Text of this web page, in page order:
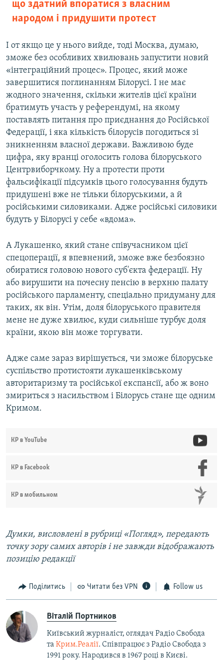
що здатний впоратися з власним
народом і придушити протест
І от якщо це у нього вийде, тоді Москва, думаю,
зможе без особливих хвилювань запустити новий
«інтеграційний процес». Процес, який може
завершитися поглинанням Білорусі. І не має
жодного значення, скільки жителів цієї країни
братимуть участь у референдумі, на якому
поставлять питання про приєднання до Російської
Федерації, і яка кількість білорусів погодиться зі
зникненням власної держави. Важливою буде
цифра, яку вранці оголосить голова білоруського
Центрвиборчкому. Ну а протести проти
фальсифікації підсумків цього голосування будуть
придушені вже не тільки білоруськими, а й
російськими силовиками. Адже російські силовики
будуть у Білорусі у себе «вдома».
А Лукашенко, який стане співучасником цієї
спецоперації, я впевнений, зможе вже безбоязно
обиратися головою нового суб'єкта федерації. Ну
або вирушити на почесну пенсію в верхню палату
російського парламенту, спеціально придуману для
таких, як він. Утім, доля білоруського правителя
мене не дуже хвилює, куди сильніше турбує доля
країни, якою він може торгувати.
Адже саме зараз вирішується, чи зможе білоруське
суспільство протистояти лукашенківському
авторитаризму та російської експансії, або ж воно
змириться з насильством і Білорусь стане ще одним
Кримом.
КР в YouTube
КР в Facebook
КР в мобильном
Думки, висловлені в рубриці «Погляд», передають
точку зору самих авторів і не завжди відображають
позицію редакції
Поділитись Читати без VPN Follow us
Віталій Портников
Київський журналіст, оглядач Радіо Свобода
та Крим.Реалії. Співпрацює з Радіо Свобода з
1991 року. Народився в 1967 році в Києві.